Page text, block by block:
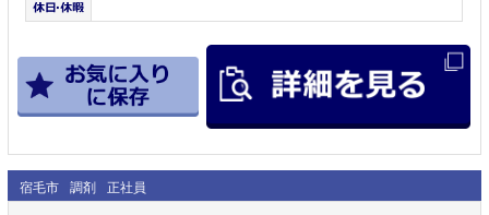
宿毛市 調剤 正社員